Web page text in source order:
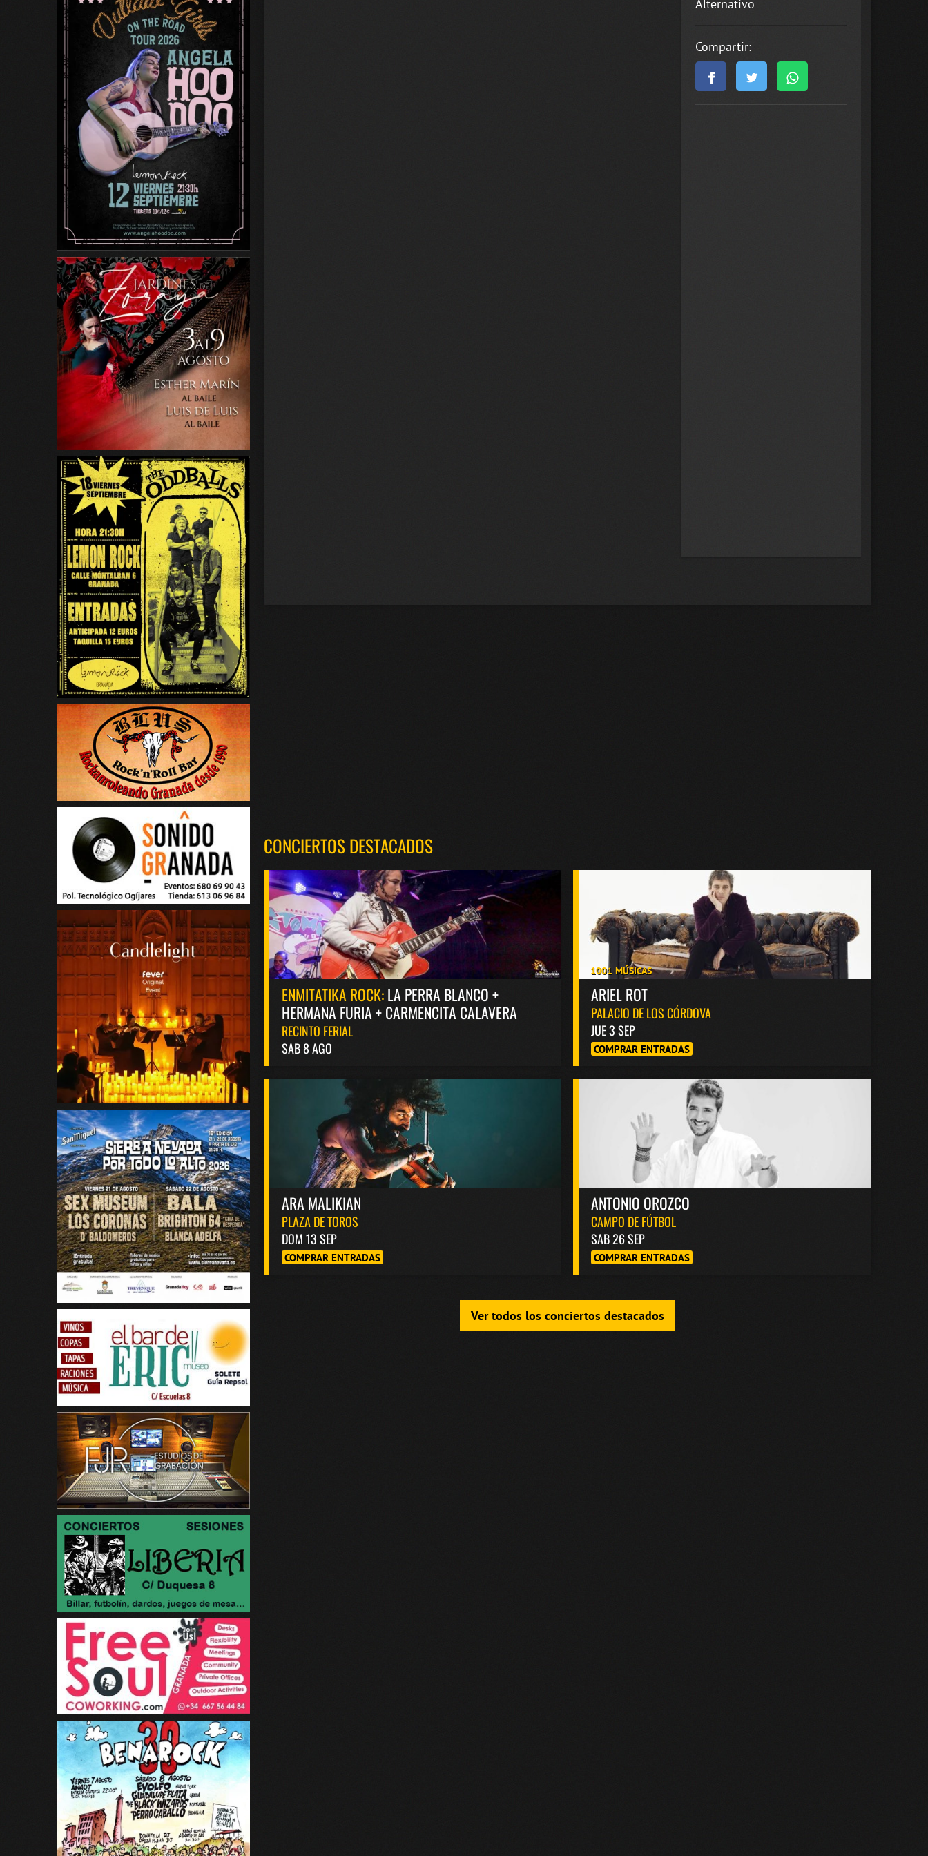
Alternativo
Compartir:
CONCIERTOS DESTACADOS
ENMITATIKA ROCK:LA PERRA BLANCO +
HERMANA FURIA + CARMENCITA CALAVERA
RECINTO FERIAL
SAB 8 AGO
1001 MÚSICAS
ARIEL ROT
PALACIO DE LOS CÓRDOVA
JUE 3 SEP
COMPRAR ENTRADAS
ARA MALIKIAN
PLAZA DE TOROS
DOM 13 SEP
COMPRAR ENTRADAS
ANTONIO OROZCO
CAMPO DE FÚTBOL
SAB 26 SEP
COMPRAR ENTRADAS
Ver todos los conciertos destacados